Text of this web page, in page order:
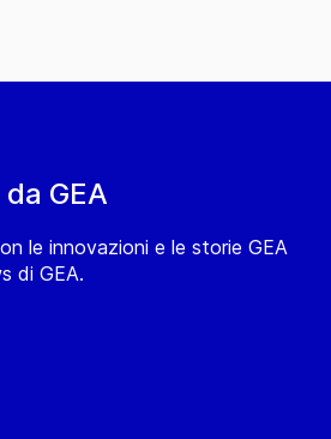
GEA
le innovazioni e le storie GEA
di GEA.